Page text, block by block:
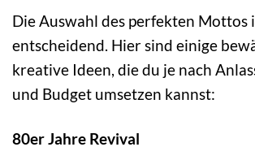
Die Auswahl des perfekten Mottos
entscheidend. Hier sind einige
kreative Ideen, die du je nach
und Budget umsetzen kannst:
80er Jahre Revival